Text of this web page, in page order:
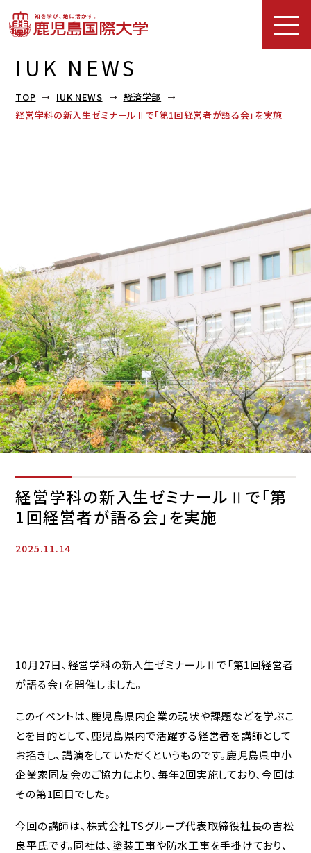
IUK NEWS
TOP IUK NEWS
経済学部
経営学科の新入生ゼミナールⅡで「第1回経営者が語る会」を実施
経営学科の新入生ゼミナールⅡで「第
1回経営者が語る会」を実施
2025.11.14
10月27日、経営学科の新入生ゼミナールⅡで「第1回経営者
が語る会」を開催しました。
このイベントは、鹿児島県内企業の現状や課題などを学ぶこ
とを目的として、鹿児島県内で活躍する経営者を講師として
お招きし、講演をしていただくというものです。鹿児島県中小
企業家同友会のご協力により、毎年2回実施しており、今回は
その第1回目でした。
今回の講師は、株式会社TSグループ代表取締役社長の吉松
良平氏です。同社は、塗装工事や防水工事を手掛けており、